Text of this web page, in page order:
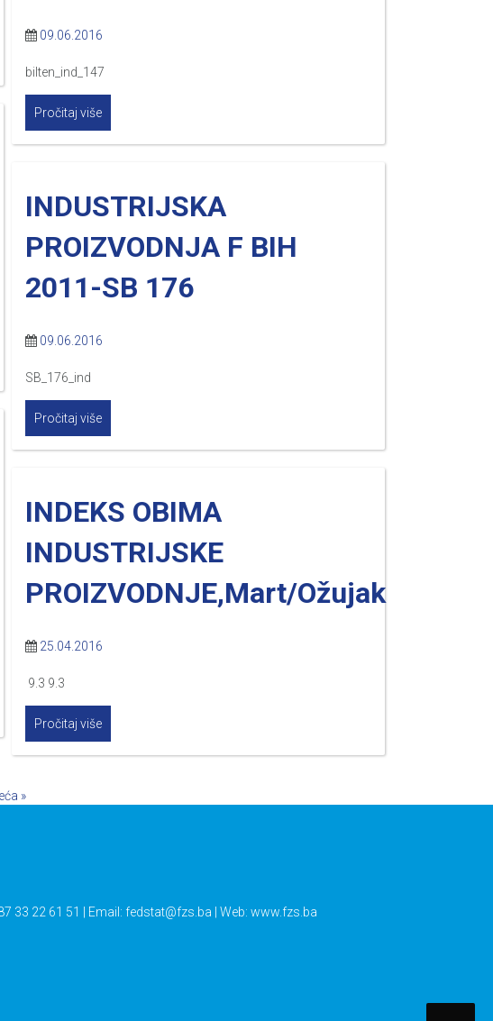
09.06.2016
bilten_ind_147
Pročitaj više
INDUSTRIJSKA
PROIZVODNJA F BIH
2011-SB 176
09.06.2016
SB_176_ind
Pročitaj više
INDEKS OBIMA
INDUSTRIJSKE
PROIZVODNJE,Mart/Ožujak
25.04.2016
9.3 9.3
Pročitaj više
»
33 22 61 51 | Email: fedstat@fzs.ba | Web: www.fzs.ba